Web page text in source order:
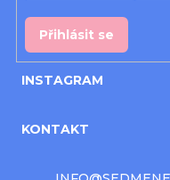
Přihlásit se
INSTAGRAM
KONTAKT